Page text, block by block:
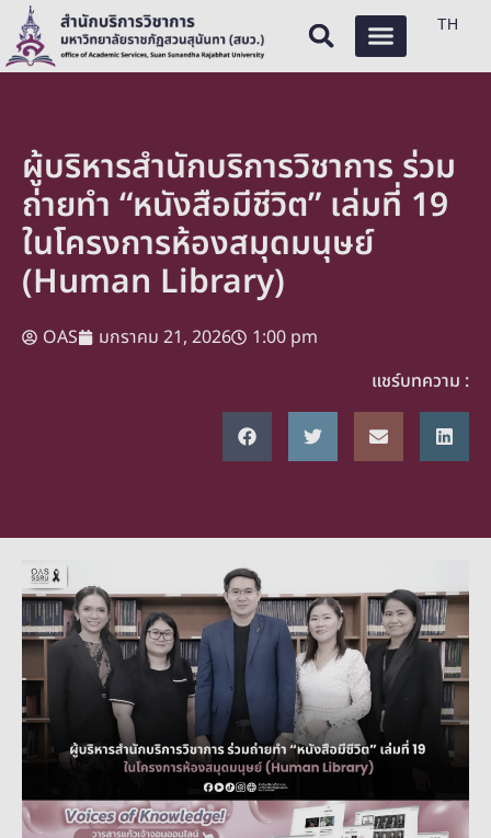
TH
ผู้บริหารสำนักบริการวิชาการ ร่วม
ถ่ายทำ “หนังสือมีชีวิต” เล่มที่ 19
ในโครงการห้องสมุดมนุษย์
(Human Library)
OAS มกราคม 21, 2026
1:00 pm
แชร์บทความ :